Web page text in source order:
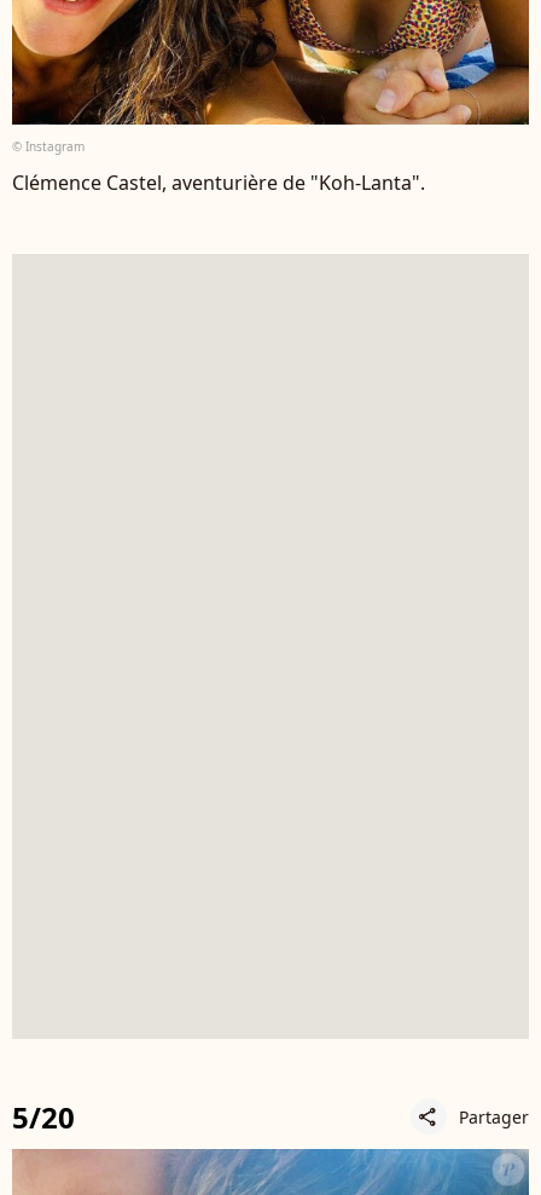
© Instagram
Clémence Castel, aventurière de "Koh-Lanta".
5/20 share Partager